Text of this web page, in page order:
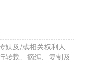
媒及/或相关权利人
转载、摘编、复制及